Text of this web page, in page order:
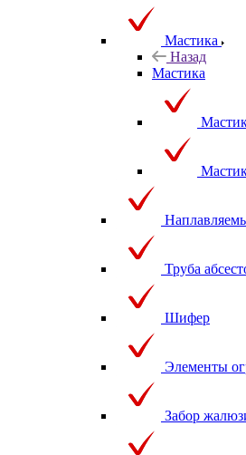
Мастика
Назад
Мастика
Труба
Шифер
Элементы
Забор